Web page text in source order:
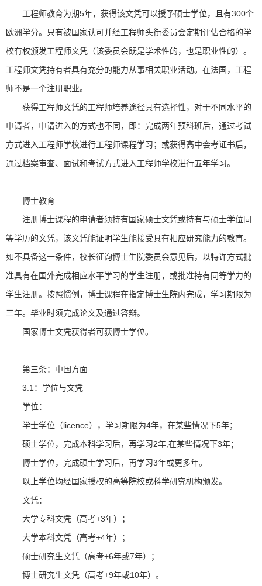
工程师教育为期5年，获得该文凭可以授予硕士学位，且有300个
欧洲学分。只有被国家认可并经工程师头衔委员会定期评估合格的学
校有权颁发工程师文凭（该委员会既是学术性的，也是职业性的）。
工程师文凭持有者具有充分的能力从事相关职业活动。在法国，工程
师不是一个注册职业。
获得工程师文凭的工程师培养途径具有选择性，对于不同水平的
申请者，申请进入的方式也不同，即：完成两年预科班后，通过考试
方式进入工程师学校进行工程师课程学习；或获得高中会考证书后，
通过档案审查、面试和考试方式进入工程师学校进行五年学习。
博士教育
注册博士课程的申请者须持有国家硕士文凭或持有与硕士学位同
等学历的文凭，该文凭能证明学生能接受具有相应研究能力的教育。
如不具备这一条件，校长征询博士生院委员会意见后，以特许方式批
准具有在国外完成相应水平学习的学生注册，或批准持有同等学力的
学生注册。按照惯例，博士课程在指定博士生院内完成，学习期限为
三年。毕业时须完成论文及通过答辩。
国家博士文凭获得者可获博士学位。
第三条：中国方面
3.1：学位与文凭
学位：
学士学位（licence），学习期限为4年，在某些情况下5年；
硕士学位，完成本科学习后，再学习2年,在某些情况下3年；
博士学位，完成硕士学习后，再学习3年或更多年。
以上学位均经国家授权的高等院校或科学研究机构颁发。
文凭：
大学专科文凭（高考+3年）；
大学本科文凭（高考+4年）；
硕士研究生文凭（高考+6年或7年）；
博士研究生文凭（高考+9年或10年）。